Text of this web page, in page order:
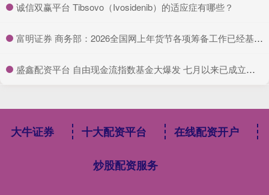
​诚信双赢平台 Tibsovo（Ivosidenib）的适应症有哪些？
​富明证券 商务部：2026全国网上年货节各项筹备工作已经基本就绪
​盛鑫配资平台 自由现金流指数基金大爆发 七月以来已成立四十一只
大牛证券 十大配资平台 在线配资开户
炒股配资服务